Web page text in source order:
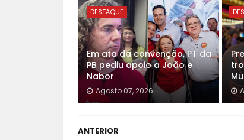
DESTAQUE
Em ata da convenção, PT da
PB pediu apoio a João e
Nabor
Agosto 07, 2026
ANTERIOR